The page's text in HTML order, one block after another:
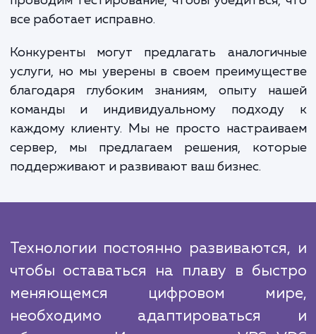
стабильную и эффективную работу. И,
или вопросов вы всегда можете
нашей технической поддержке.
В процессе работы мы строго
позволяет нам обеспечивать высокое
потребности и требования,
проводим тестирование, чтобы убедиться,
все работает исправно.
Конкуренты могут предлагать
услуги, но мы уверены в своем